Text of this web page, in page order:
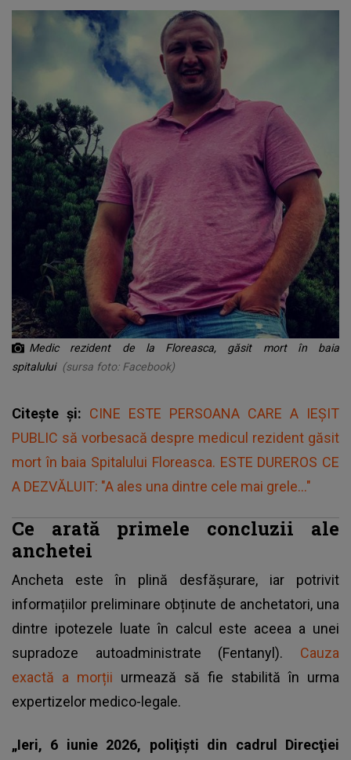
Medic rezident de la Floreasca, găsit mort în baia
spitalului (sursa foto: Facebook)
Citește și: CINE ESTE PERSOANA CARE A IEȘIT
PUBLIC să vorbesacă despre medicul rezident găsit
mort în baia Spitalului Floreasca. ESTE DUREROS CE
A DEZVĂLUIT: "A ales una dintre cele mai grele..."
Ce arată primele concluzii ale
anchetei
Ancheta este în plină desfășurare, iar potrivit
informațiilor preliminare obținute de anchetatori, una
dintre ipotezele luate în calcul este aceea a unei
supradoze autoadministrate (Fentanyl). Cauza
exactă a morții urmează să fie stabilită în urma
expertizelor medico-legale.
„Ieri, 6 iunie 2026, poliţişti din cadrul Direcţiei